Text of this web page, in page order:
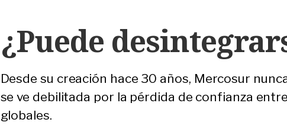
¿Puede
Desde su creación hace 30 años, Mercosur
se ve debilitada por la pérdida de confianza
globales.